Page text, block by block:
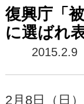
復興庁「
に選ばれ
2015.2.9
2月8日（日